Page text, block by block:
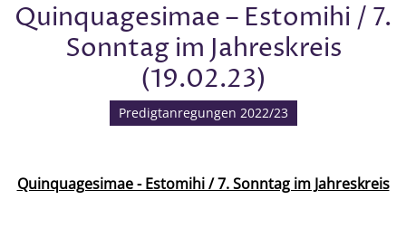
Quinquagesimae – Estomihi / 7.
Sonntag im Jahreskreis
(19.02.23)
Predigtanregungen 2022/23
Quinquagesimae - Estomihi / 7. Sonntag im Jahreskreis